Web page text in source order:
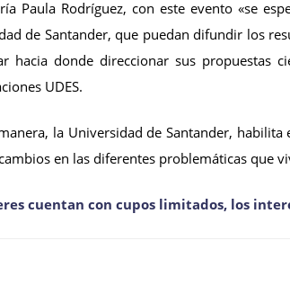
Paula Rodríguez, con este evento «se
de Santander, que puedan difundir los
hacia donde direccionar sus propuestas
UDES.
la Universidad de Santander,
en las diferentes problemáticas que
cuentan con cupos limitados, los